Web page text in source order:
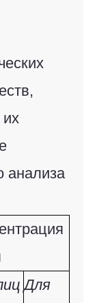
анализа
Для